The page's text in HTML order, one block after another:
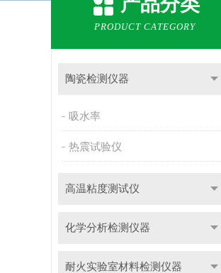
PRODUCT CATEGORY
陶瓷检测仪器
吸水率
热震试验仪
高温粘度测试仪
化学分析检测仪器
耐火实验室材料检测仪器